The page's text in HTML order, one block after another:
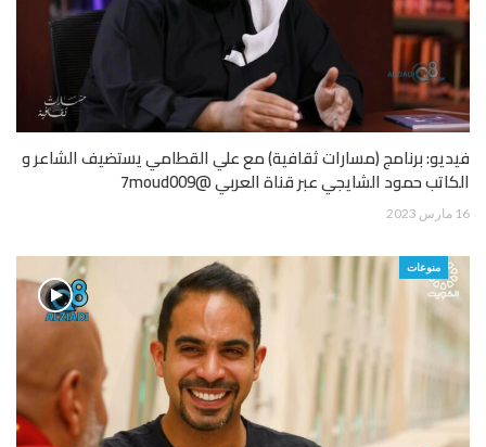
فيديو: برنامج (مسارات ثقافية) مع علي القطامي يستضيف الشاعر و
الكاتب حمود الشايجي عبر قناة العربي @7moud009
16 مارس 2023
منوعات